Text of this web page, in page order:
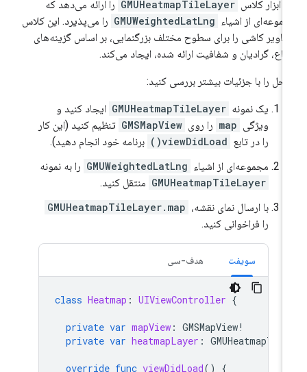
ابزار کلاس GMUHeatmapTileLayer را ارائه می‌دهد که
از اشیاء GMUWeightedLatLng را می‌پذیرد. این کلاس
کاشی را برای سطوح مختلف بزرگنمایی، بر اساس گزینه‌های
گرادیان و شفافیت ارائه شده، ایجاد می‌کند.
را با جزئیات بیشتر بررسی کنید:
یک نمونه GMUHeatmapTileLayer ایجاد کنید و
ویژگی map را روی GMSMapView تنظیم کنید (این کار
را در تابع viewDidLoad()
برنامه خود انجام دهید).
مجموعه‌ای از اشیاء GMUWeightedLatLng را به نمونه
GMUHeatmapTileLayer منتقل کنید.
با ارسال نمای نقشه، GMUHeatmapTileLayer.map
را فراخوانی کنید.
سویفت هدف-سی
class Heatmap: UIViewController
private var mapView: GMSMapView
private
var heatmapLayer:
override func viewDidLoad ()